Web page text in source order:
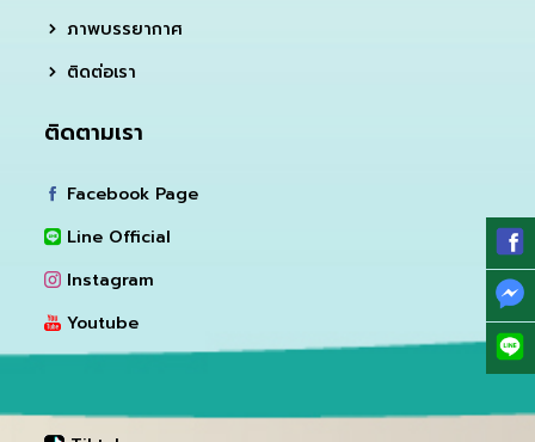
ภาพบรรยากาศ
ติดต่อเรา
ติดตามเรา
Facebook Page
Line Official
Instagram
Youtube